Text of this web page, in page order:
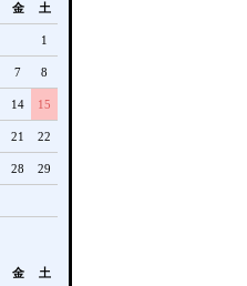
金 土
1
7 8
14 15
21 22
28 29
金 土